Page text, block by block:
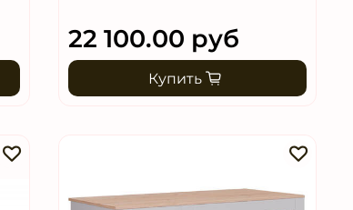
22 100.00 руб
Купить